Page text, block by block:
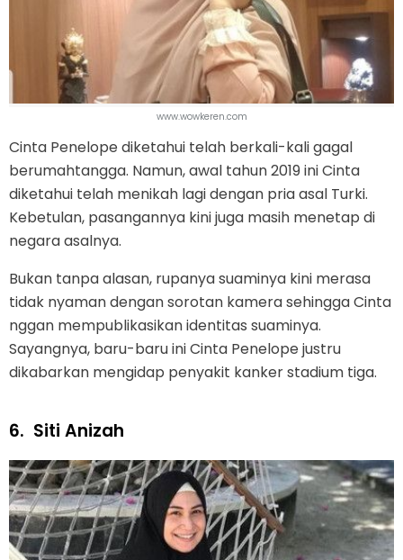
www.wowkeren.com
Cinta Penelope diketahui telah berkali-kali gagal
berumahtangga. Namun, awal tahun 2019 ini Cinta
diketahui telah menikah lagi dengan pria asal Turki.
Kebetulan, pasangannya kini juga masih menetap di
negara asalnya.
Bukan tanpa alasan, rupanya suaminya kini merasa
tidak nyaman dengan sorotan kamera sehingga Cinta
nggan mempublikasikan identitas suaminya.
Sayangnya, baru-baru ini Cinta Penelope justru
dikabarkan mengidap penyakit kanker stadium tiga.
6. Siti Anizah